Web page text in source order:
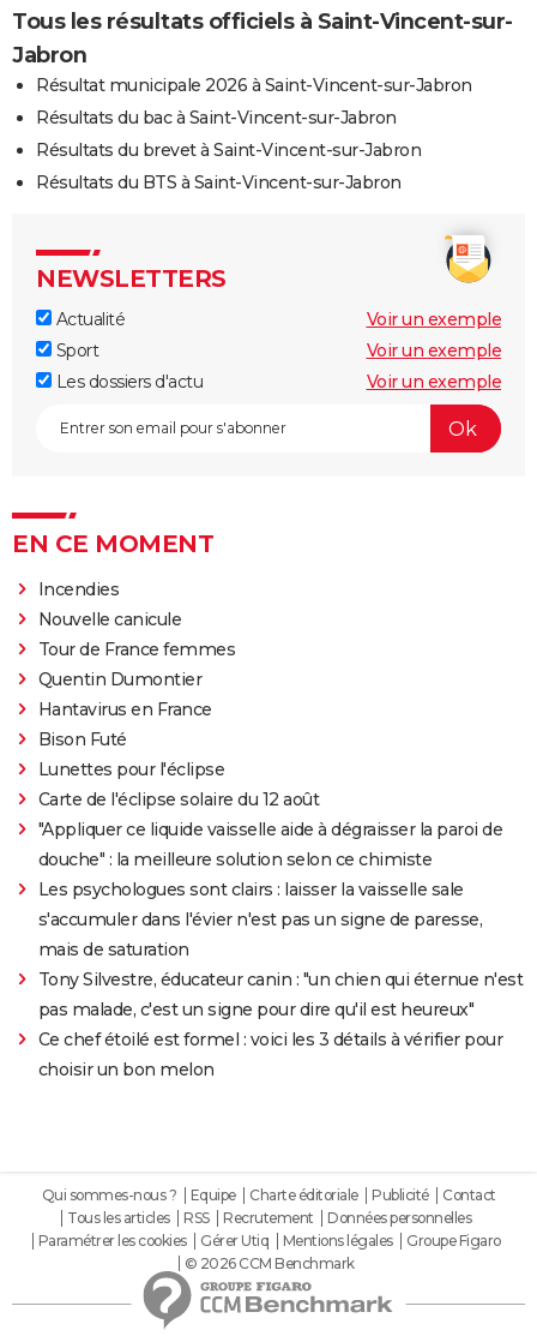
Tous les résultats officiels à Saint-Vincent-sur-
Jabron
Résultat municipale 2026 à Saint-Vincent-sur-Jabron
Résultats du bac à Saint-Vincent-sur-Jabron
Résultats du brevet à Saint-Vincent-sur-Jabron
Résultats du BTS à Saint-Vincent-sur-Jabron
NEWSLETTERS
Actualité
Voir un exemple
Sport
Voir un exemple
Les dossiers d'actu
Voir un exemple
EN CE MOMENT
Incendies
Nouvelle canicule
Tour de France femmes
Quentin Dumontier
Hantavirus en France
Bison Futé
Lunettes pour l'éclipse
Carte de l'éclipse solaire du 12 août
"Appliquer ce liquide vaisselle aide à dégraisser la paroi de
douche" : la meilleure solution selon ce chimiste
Les psychologues sont clairs : laisser la vaisselle sale
s'accumuler dans l'évier n'est pas un signe de paresse,
mais de saturation
Tony Silvestre, éducateur canin : "un chien qui éternue n'est
pas malade, c'est un signe pour dire qu'il est heureux"
Ce chef étoilé est formel : voici les 3 détails à vérifier pour
choisir un bon melon
Qui sommes-nous ? Equipe Charte éditoriale Publicité
Contact
Tous les articles
RSS Recrutement
Données personnelles
Paramétrer les cookies
Gérer Utiq Mentions légales
Groupe Figaro
© 2026 CCM Benchmark